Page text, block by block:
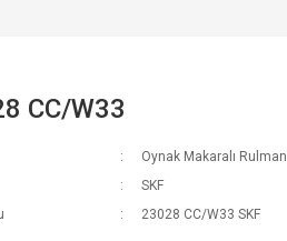
CC/W33
Oynak Makaralı Rulman
SKF
23028 CC/W33 SKF